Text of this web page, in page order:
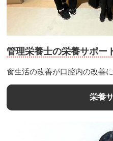
管理栄養士の栄養サポー
食生活の改善が口腔内の改善
栄養